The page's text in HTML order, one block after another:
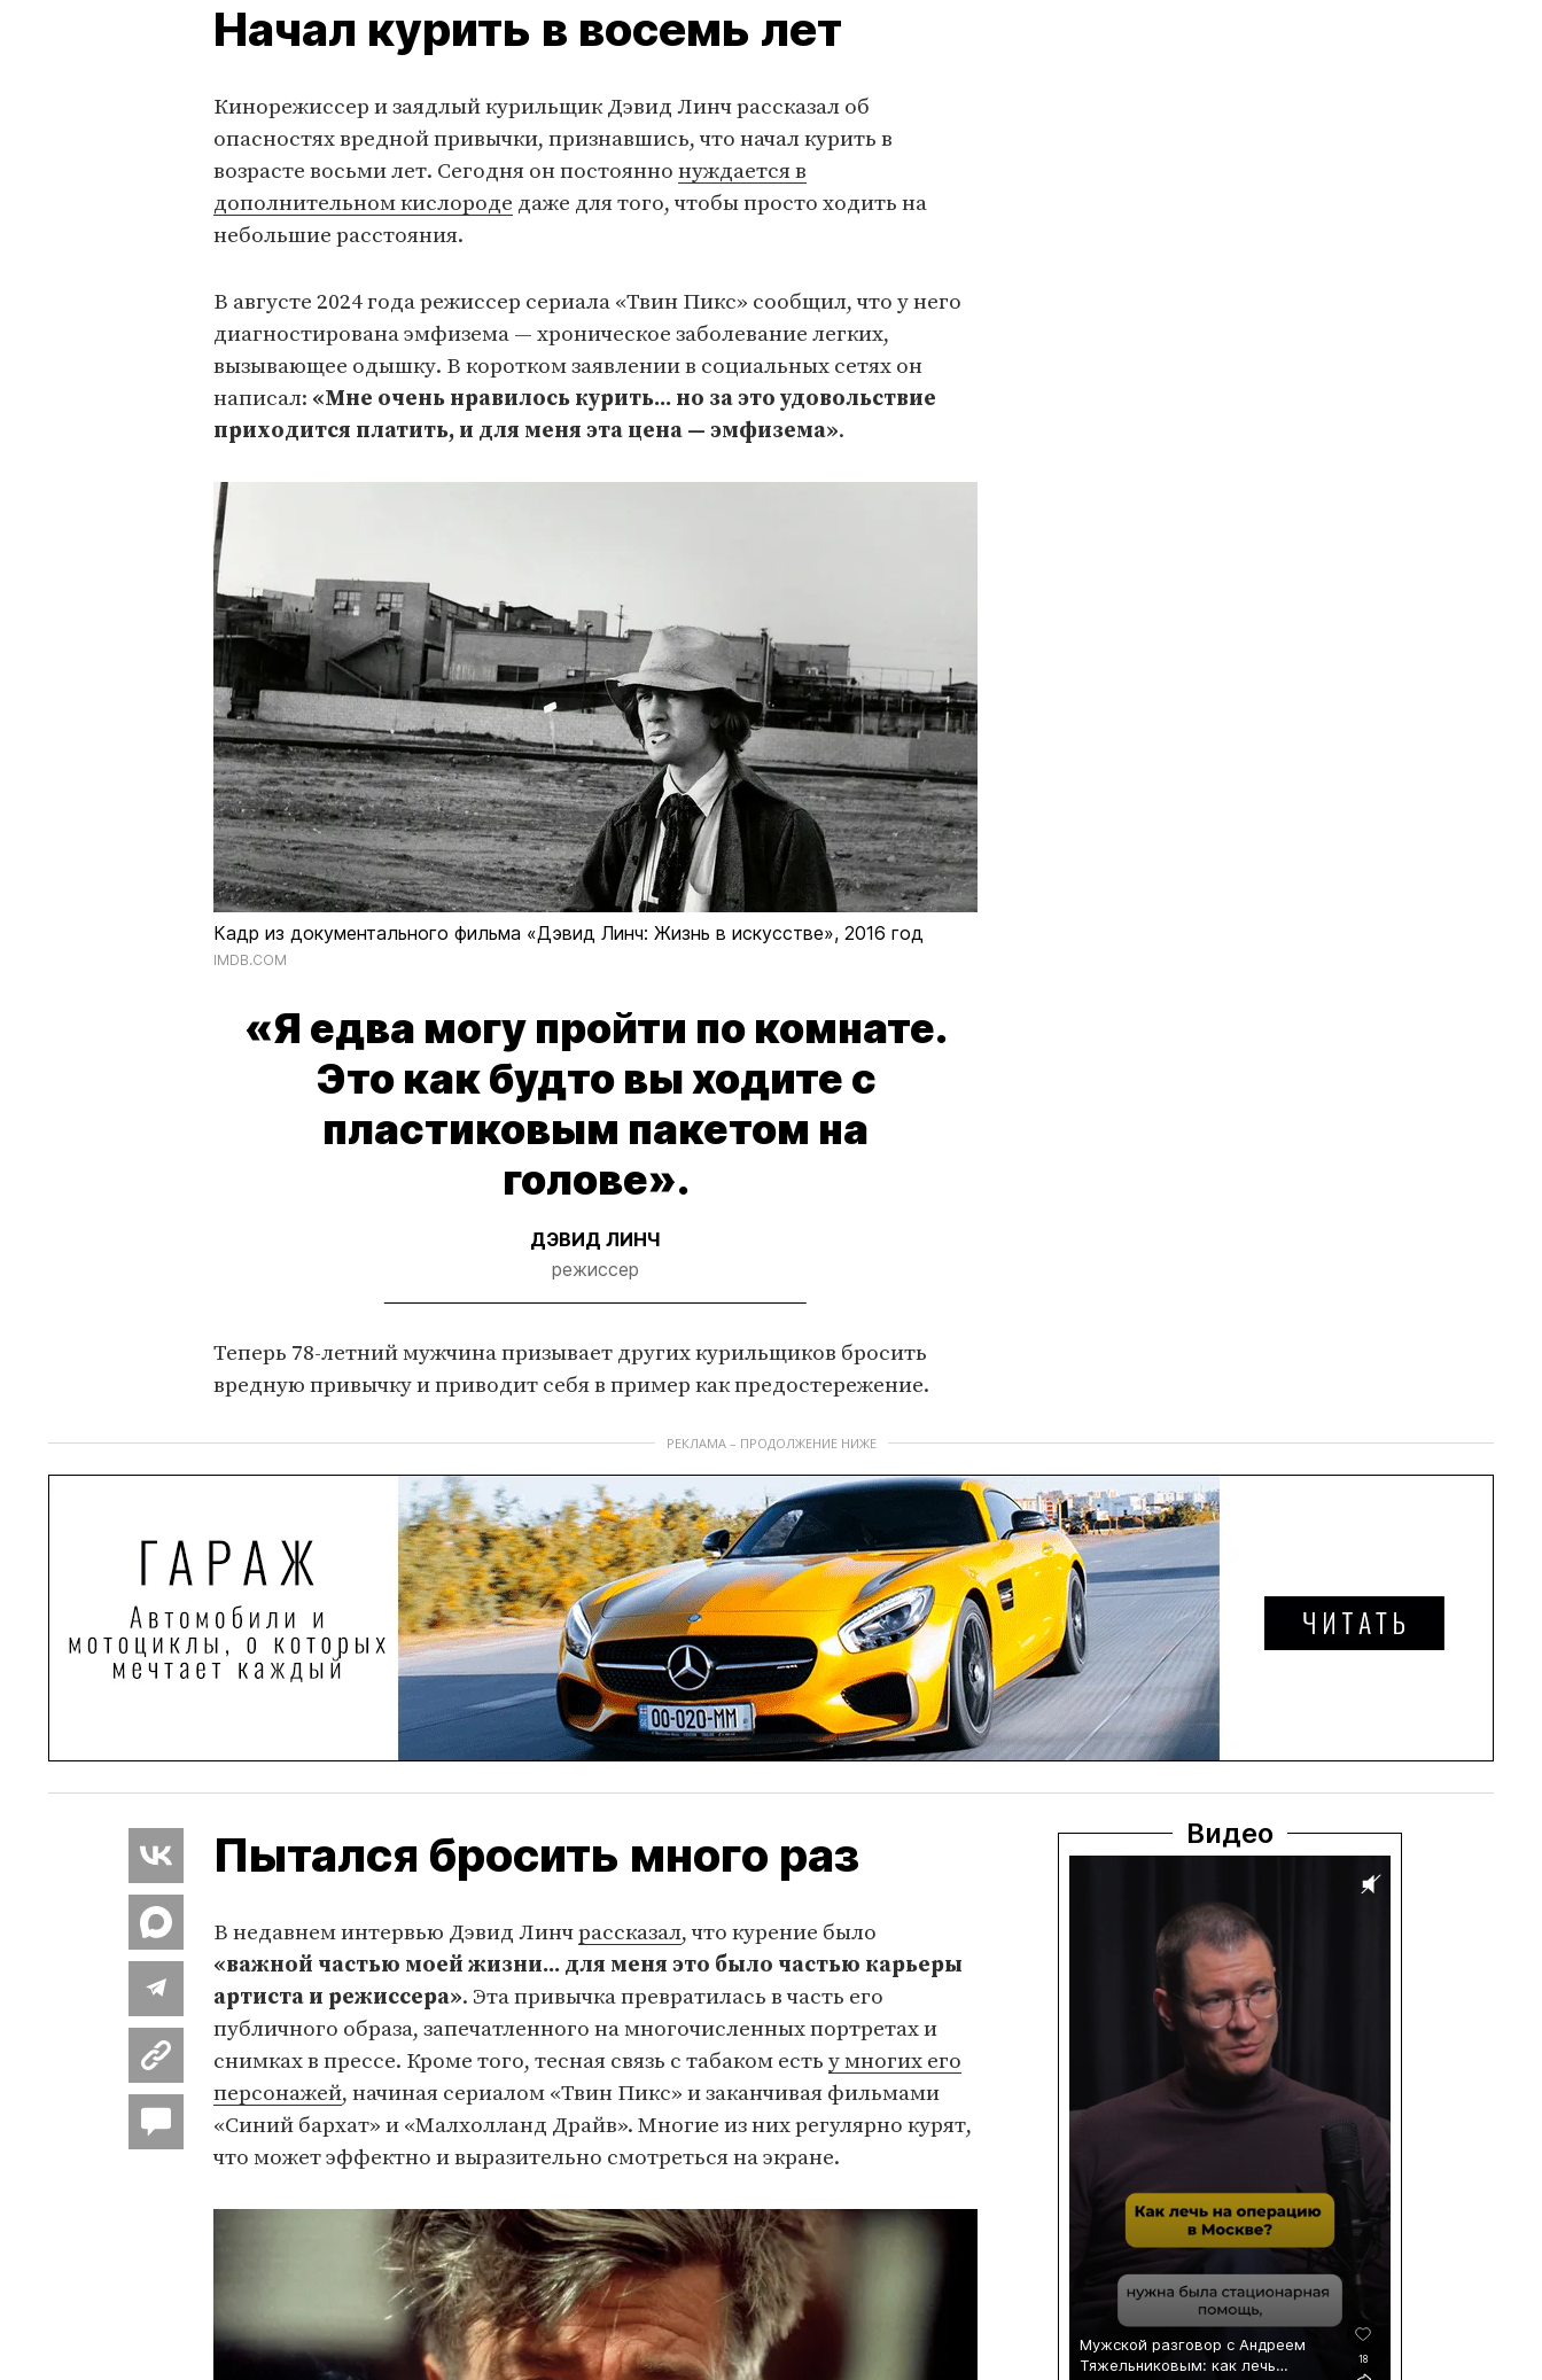
18
Мужской разговор с Андреем
Тяжельниковым: как лечь
Начал курить в восемь лет
Кинорежиссер и заядлый курильщик Дэвид Линч рассказал об
опасностях вредной привычки, признавшись, что начал курить в
возрасте восьми лет. Сегодня он постоянно нуждается в
дополнительном кислороде даже для того, чтобы просто ходить на
небольшие расстояния.
В августе 2024 года режиссер сериала «Твин Пикс» сообщил, что у него
диагностирована эмфизема — хроническое заболевание легких,
вызывающее одышку. В коротком заявлении в социальных сетях он
написал: «Мне очень нравилось курить... но за это удовольствие
приходится платить, и для меня эта цена — эмфизема».
Кадр из документального фильма «Дэвид Линч: Жизнь в искусстве», 2016 год
IMDB.COM
«Я едва могу пройти по комнате.
Это как будто вы ходите с
пластиковым пакетом на
голове».
ДЭВИД ЛИНЧ
режиссер
Теперь 78-летний мужчина призывает других курильщиков бросить
вредную привычку и приводит себя в пример как предостережение.
РЕКЛАМА – ПРОДОЛЖЕНИЕ НИЖЕ
Пытался бросить много раз
В недавнем интервью Дэвид Линчрассказал, что курение было
«важной частью моей жизни... для меня это было частью карьеры
артиста и режиссера». Эта привычка превратилась в часть его
публичного образа, запечатленного на многочисленных портретах и
снимках в прессе. Кроме того, тесная связь с табаком есть у многих его
персонажей, начиная сериалом «Твин Пикс» и заканчивая фильмами
«Синий бархат» и «Малхолланд Драйв». Многие из них регулярно курят,
что может эффектно и выразительно смотреться на экране.